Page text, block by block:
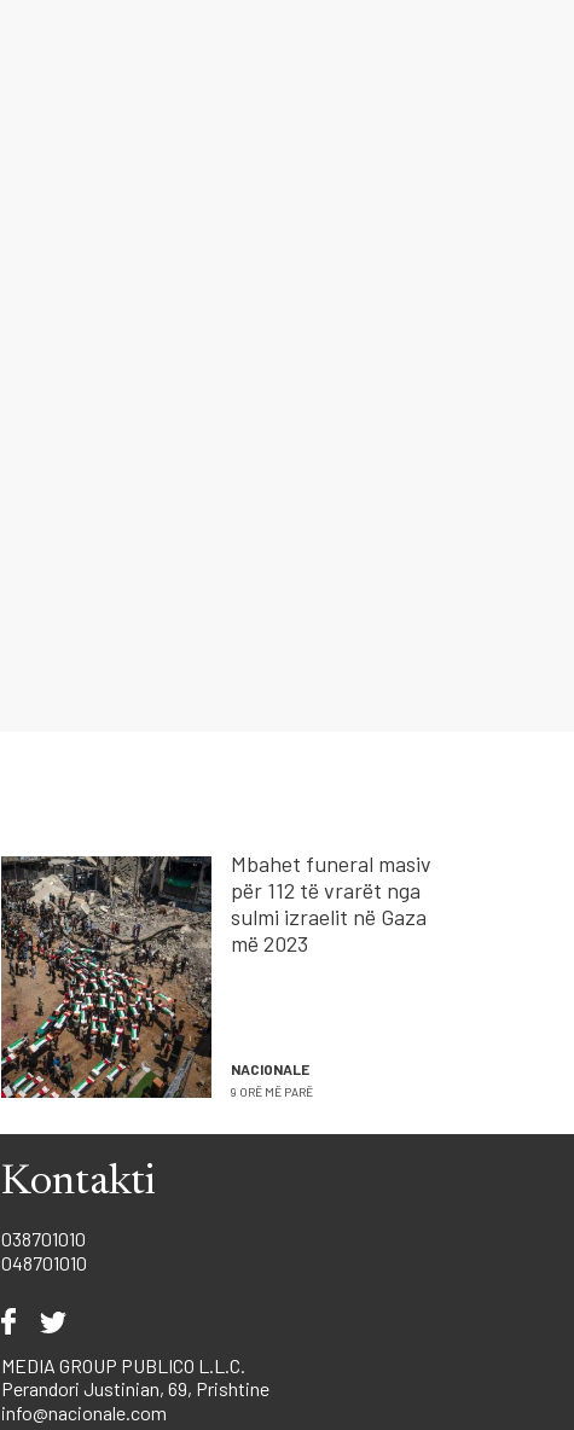
Mbahet funeral masiv
për 112 të vrarët nga
sulmi izraelit në Gaza
më 2023
NACIONALE
9 ORË MË PARË
Kontakti
038701010
048701010
MEDIA GROUP PUBLICO L.L.C.
Perandori Justinian, 69, Prishtine
info@nacionale.com